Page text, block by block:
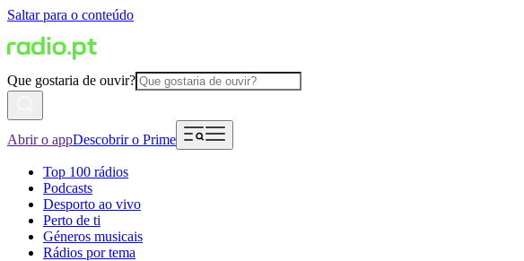
Saltar para o conteúdo
Que gostaria de ouvir?
Abrir o appDescobrir o Prime
Top 100 rádios
Podcasts
Desporto ao vivo
Perto de ti
Géneros musicais
Rádios por tema